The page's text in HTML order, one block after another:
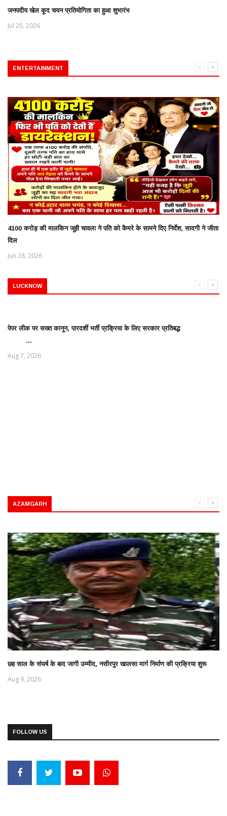
जनपदीय खेल कूद चयन प्रतियोगिता का हुआ शुभारंभ
Jul 25, 2026
ENTERTAINMENT
4100 करोड़ की मालकिन जूही चावला ने पति को कैमरे के सामने दिए निर्देश, सादगी ने जीता
दिल
Jun 28, 2026
LUCKNOW
पेपर लीक पर सख्त कानून, पारदर्शी भर्ती प्रक्रिया के लिए सरकार प्रतिबद्ध
...
Aug 7, 2026
AZAMGARH
छह साल के संघर्ष के बाद जागी उम्मीद, नसीरपुर खालसा मार्ग निर्माण की प्रक्रिया शुरू
Aug 9, 2026
FOLLOW US